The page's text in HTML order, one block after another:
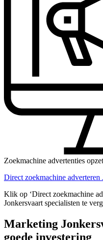
Zoekmachine advertenties
Direct zoekmachine adverteren
Klik op ‘Direct zoekmachine
Jonkersvaart specialisten te
Marketing
goede investering